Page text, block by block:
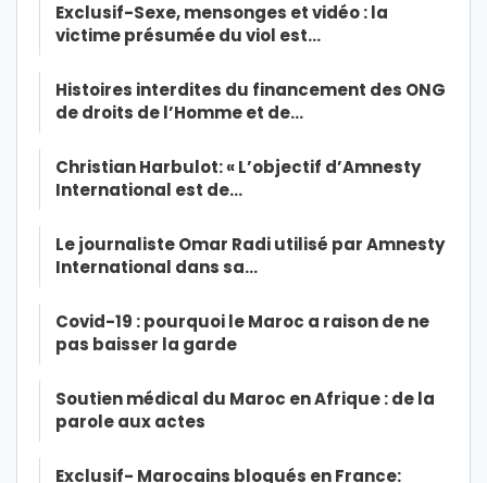
Exclusif-Sexe, mensonges et vidéo : la
victime présumée du viol est…
Histoires interdites du financement des ONG
de droits de l’Homme et de…
Christian Harbulot: « L’objectif d’Amnesty
International est de…
Le journaliste Omar Radi utilisé par Amnesty
International dans sa…
Covid-19 : pourquoi le Maroc a raison de ne
pas baisser la garde
Soutien médical du Maroc en Afrique : de la
parole aux actes
Exclusif- Marocains bloqués en France: